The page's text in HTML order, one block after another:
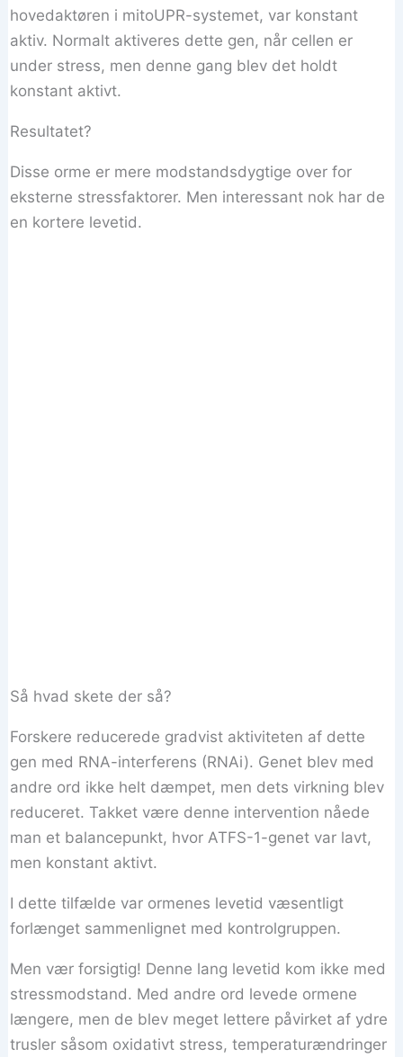
hovedaktøren i mitoUPR-systemet, var konstant
aktiv. Normalt aktiveres dette gen, når cellen er
under stress, men denne gang blev det holdt
konstant aktivt.
Resultatet?
Disse orme er mere modstandsdygtige over for
eksterne stressfaktorer. Men interessant nok har de
en kortere levetid.
Så hvad skete der så?
Forskere reducerede gradvist aktiviteten af ​​dette
gen med RNA-interferens (RNAi). Genet blev med
andre ord ikke helt dæmpet, men dets virkning blev
reduceret. Takket være denne intervention nåede
man et balancepunkt, hvor ATFS-1-genet var lavt,
men konstant aktivt.
I dette tilfælde var ormenes levetid væsentligt
forlænget sammenlignet med kontrolgruppen.
Men vær forsigtig! Denne lang levetid kom ikke med
stressmodstand. Med andre ord levede ormene
længere, men de blev meget lettere påvirket af ydre
trusler såsom oxidativt stress, temperaturændringer